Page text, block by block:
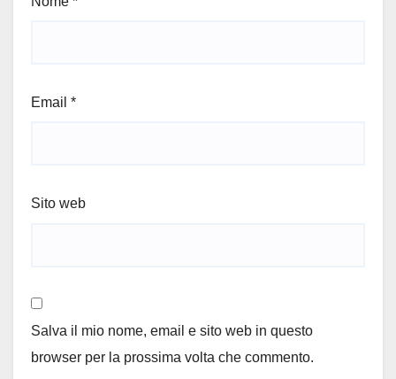
Email *
Sito web
Salva il mio nome, email e sito web in questo
browser per la prossima volta che commento.